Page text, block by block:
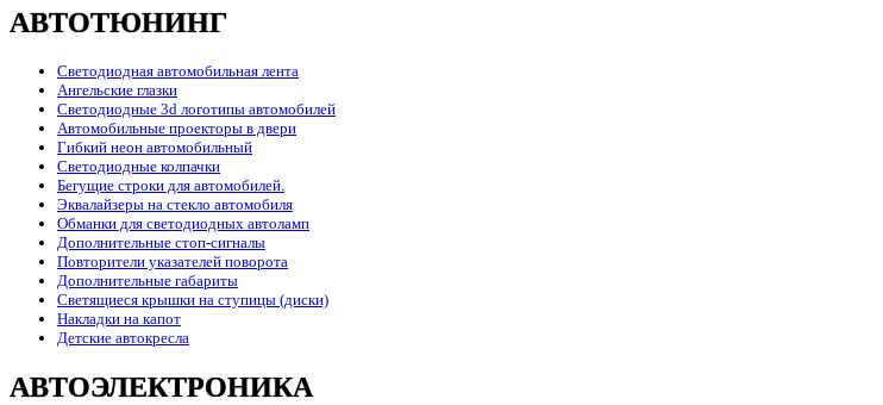
АВТОТЮНИНГ
Светодиодная автомобильная лента
Ангельские глазки
Светодиодные 3d логотипы автомобилей
Автомобильные проекторы в двери
Гибкий неон автомобильный
Светодиодные колпачки
Бегущие строки для автомобилей.
Эквалайзеры на стекло автомобиля
Обманки для светодиодных автоламп
Дополнительные стоп-сигналы
Повторители указателей поворота
Дополнительные габариты
Светящиеся крышки на ступицы (диски)
Накладки на капот
Детские автокресла
АВТОЭЛЕКТРОНИКА